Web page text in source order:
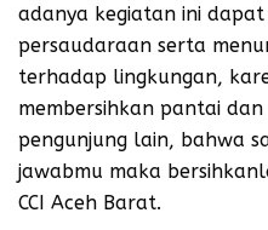
adanya kegiatan ini
persaudaraan serta
terhadap lingkungan,
membersihkan pantai
pengunjung lain, bahwa
jawabmu maka
CCI Aceh Barat.